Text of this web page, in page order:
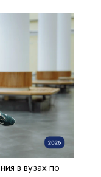
в вузах по